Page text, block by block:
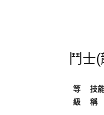
鬥士
等
級
技
稱